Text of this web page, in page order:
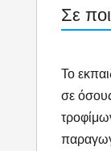
Σε
Το
σε